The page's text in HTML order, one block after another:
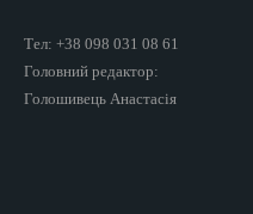
Тел: +38 098 031 08 61
Головний редактор:
Голошивець Анастасія